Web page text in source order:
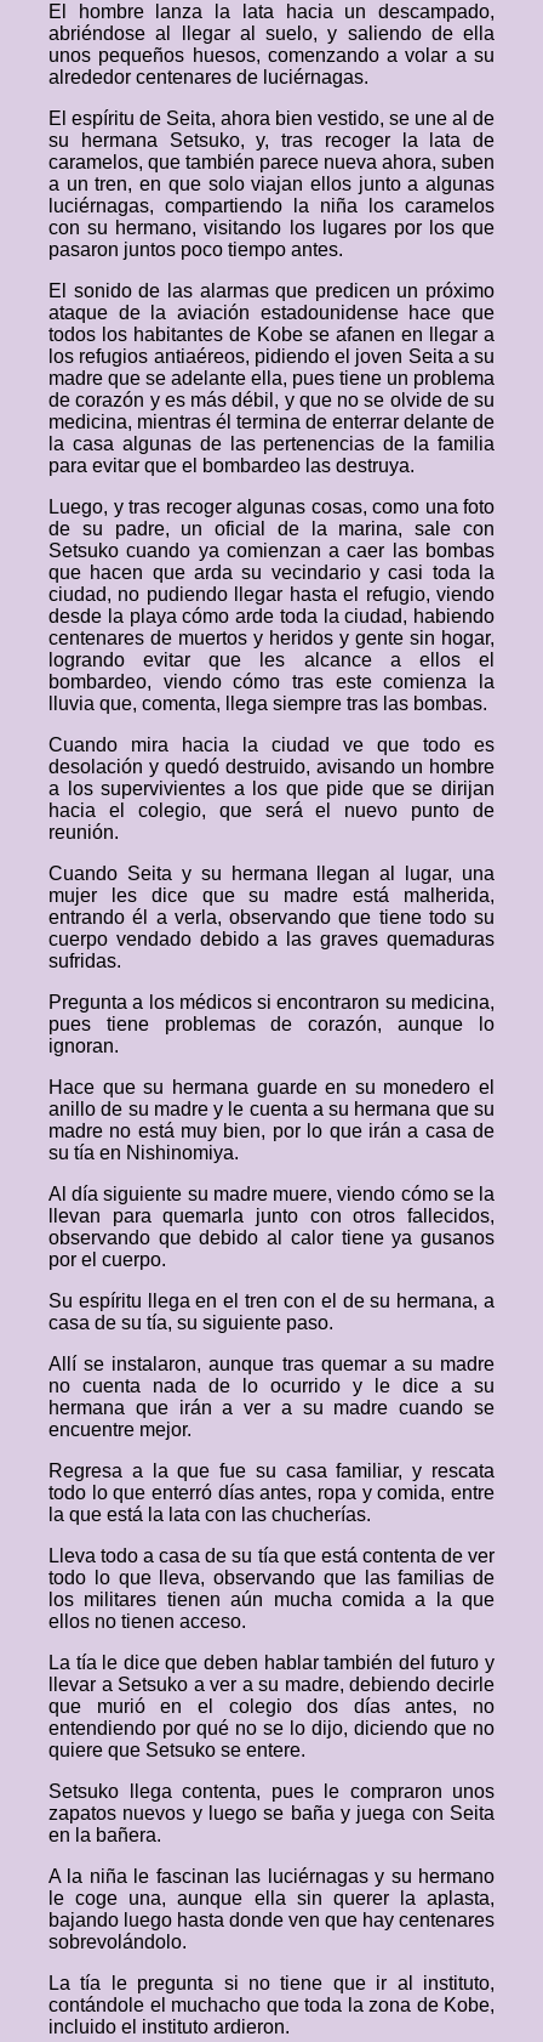
El hombre lanza la lata hacia un descampado,
abriéndose al llegar al suelo, y saliendo de ella
unos pequeños huesos, comenzando a volar a su
alrededor centenares de luciérnagas.
El espíritu de Seita, ahora bien vestido, se une al de
su hermana Setsuko, y, tras recoger la lata de
caramelos, que también parece nueva ahora, suben
a un tren, en que solo viajan ellos junto a algunas
luciérnagas, compartiendo la niña los caramelos
con su hermano, visitando los lugares por los que
pasaron juntos poco tiempo antes.
El sonido de las alarmas que predicen un próximo
ataque de la aviación estadounidense hace que
todos los habitantes de Kobe se afanen en llegar a
los refugios antiaéreos, pidiendo el joven Seita a su
madre que se adelante ella, pues tiene un problema
de corazón y es más débil, y que no se olvide de su
medicina, mientras él termina de enterrar delante de
la casa algunas de las pertenencias de la familia
para evitar que el bombardeo las destruya.
Luego, y tras recoger algunas cosas, como una foto
de su padre, un oficial de la marina, sale con
Setsuko cuando ya comienzan a caer las bombas
que hacen que arda su vecindario y casi toda la
ciudad, no pudiendo llegar hasta el refugio, viendo
desde la playa cómo arde toda la ciudad, habiendo
centenares de muertos y heridos y gente sin hogar,
logrando evitar que les alcance a ellos el
bombardeo, viendo cómo tras este comienza la
lluvia que, comenta, llega siempre tras las bombas.
Cuando mira hacia la ciudad ve que todo es
desolación y quedó destruido, avisando un hombre
a los supervivientes a los que pide que se dirijan
hacia el colegio, que será el nuevo punto de
reunión.
Cuando Seita y su hermana llegan al lugar, una
mujer les dice que su madre está malherida,
entrando él a verla, observando que tiene todo su
cuerpo vendado debido a las graves quemaduras
sufridas.
Pregunta a los médicos si encontraron su medicina,
pues tiene problemas de corazón, aunque lo
ignoran.
Hace que su hermana guarde en su monedero el
anillo de su madre y le cuenta a su hermana que su
madre no está muy bien, por lo que irán a casa de
su tía en Nishinomiya.
Al día siguiente su madre muere, viendo cómo se la
llevan para quemarla junto con otros fallecidos,
observando que debido al calor tiene ya gusanos
por el cuerpo.
Su espíritu llega en el tren con el de su hermana, a
casa de su tía, su siguiente paso.
Allí se instalaron, aunque tras quemar a su madre
no cuenta nada de lo ocurrido y le dice a su
hermana que irán a ver a su madre cuando se
encuentre mejor.
Regresa a la que fue su casa familiar, y rescata
todo lo que enterró días antes, ropa y comida, entre
la que está la lata con las chucherías.
Lleva todo a casa de su tía que está contenta de ver
todo lo que lleva, observando que las familias de
los militares tienen aún mucha comida a la que
ellos no tienen acceso.
La tía le dice que deben hablar también del futuro y
llevar a Setsuko a ver a su madre, debiendo decirle
que murió en el colegio dos días antes, no
entendiendo por qué no se lo dijo, diciendo que no
quiere que Setsuko se entere.
Setsuko llega contenta, pues le compraron unos
zapatos nuevos y luego se baña y juega con Seita
en la bañera.
A la niña le fascinan las luciérnagas y su hermano
le coge una, aunque ella sin querer la aplasta,
bajando luego hasta donde ven que hay centenares
sobrevolándolo.
La tía le pregunta si no tiene que ir al instituto,
contándole el muchacho que toda la zona de Kobe,
incluido el instituto ardieron.